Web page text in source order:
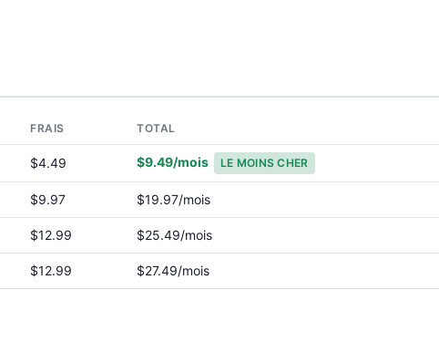
FRAIS TOTAL
$4.49 $9.49/mois LE MOINS CHER
$9.97 $19.97/mois
$12.99 $25.49/mois
$12.99 $27.49/mois